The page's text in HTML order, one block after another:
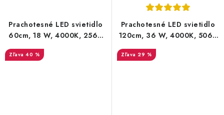
Prachotesné LED svietidlo
60cm, 18 W, 4000K, 2566
40 %
Prachotesné LED svietidlo
120cm, 36 W, 4000K, 5060
29 %